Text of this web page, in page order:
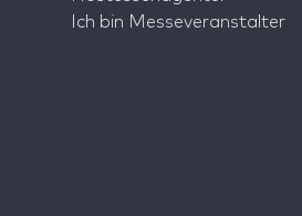
Ich bin Messeveranstalter